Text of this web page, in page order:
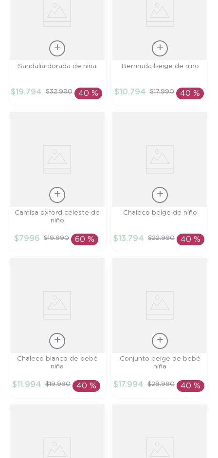
Talla
AÑADIR AL
Sandalia dorada de niña
$19.794 $32.990 40 %
Talla
AÑADIR AL
Bermuda beige de niño
$10.794 $17.990 40 %
Talla
AÑADIR AL
Camisa oxford celeste de
niño
$7996 $19.990 60 %
Talla
AÑADIR AL
Chaleco beige de niño
$13.794 $22.990 40 %
Talla
AÑADIR AL
Chaleco blanco de bebé
niña
$11 .994 $19.990 40 %
Talla
AÑADIR AL
Conjunto beige de bebé
niña
$17.994 $29.990 40 %